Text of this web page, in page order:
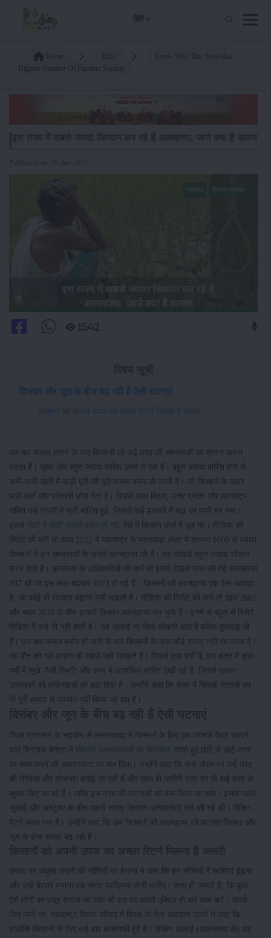
हिंदी
Published on: 22-Jan-2023
1542
दिसंबर और जून के बीच बढ़ रही हैं ऐसी घटनाएं
किसानों को अपनी उपज का अच्छा रिटर्न मिलना है जरूरी
एक बार फसल लगाने के बाद किसानों को कई तरह की समस्याओं का सामना करना
पड़ता है। सूखा और बहुत ज्यादा बारिश उनमें से एक हैं। बहुत ज्यादा बारिश होने से
कभी-कभी खेतों में खड़ी पूरी की पूरी फसल बर्बाद हो जाती है। जो किसानों के ऊपर
भारी कर्ज और परेशानी छोड़ देता है। पिछले साल बिहार, उत्तर प्रदेश और महाराष्ट्र
सहित कई राज्यों में भारी बारिश हुई, जिससे कई इलाकों में बाढ़ का पानी भर गया।
इससे खेतों में खड़ी फसलें बर्बाद हो गईं
, ऐसे में किसान कर्ज में डूब गए। मीडिया की
रिपोर्ट की मानें तो साल 2022 में महाराष्ट्र के मराठवाड़ा क्षेत्र में लगभग 1000 से ज्यादा
किसानों ने इन समस्याओं के चलते आत्महत्या की है। यह आंकड़े बहुत ज्यादा परेशान
करने वाले हैं। कार्यालय के अधिकारियों की मानें तो इससे पिछले साल की गई आत्महत्या
887 थी जो इस साल बढ़कर 1023 हो गई हैं। किसानों की आत्महत्या एक ऐसा आंकड़ा
है, जो कोई भी सरकार बढ़ाना नहीं चाहती है। मीडिया की रिपोर्ट की मानें तो साल 2001
और साल 2010 के बीच हजारों किसान आत्महत्या कर चुके हैं। इनमें से बहुत से रिपोर्ट
मीडिया में दर्ज भी नहीं होती है। यह आंकड़े ना सिर्फ चौकाने वाले हैं बल्कि दुखदाई भी
हैं। एक बार फसल बर्बाद हो जाने के बाद किसानों के पास कोई रास्ता नहीं रह जाता है।
वह मौत को गले लगाना ही सबसे सही समझते हैं। पिछले कुछ वर्षों में, इस क्षेत्र में कुछ
वर्षों में सूखे जैसी स्थिति और अन्य में अत्यधिक बारिश देखी गई है, जिसने फसल
उत्पादकों की कठिनाइयों को बढ़ा दिया है। उन्होंने कहा कि क्षेत्र में सिंचाई नेटवर्क का
भी पूरी क्षमता से उपयोग नहीं किया जा रहा है।
जिला प्रशासन के सहयोग से उस्मानाबाद में किसानों के लिए एक परामर्श केंद्र चलाने
वाले विनायक हेगाना ने
किसान आत्महत्याओं का विश्लेषण
करते हुए छोटे से छोटे स्तर
पर काम करने की आवश्यकता पर बल दिया। उन्होंने कहा कि ऊंचे लेवल पर कई तरह
की नीतियां और योजनाएं बनाई जा रही हैं और साथ ही जमीनी स्तर पर भी कई तरह के
सुधार किए जा रहे हैं। ताकि इस तरह की घटनाओं को कम किया जा सके। इससे पहले
जुलाई और अक्टूबर के बीच सबसे ज्यादा किसान आत्महत्याएं दर्ज की गई थी। लेकिन
पैटर्न बदल गया है। उन्होंने कहा कि अब किसानों की आत्महत्या की घटनाएं दिसंबर और
जून के बीच संख्या बढ़ रही हैं।
संख्या पर अंकुश लगाने की नीतियों पर हेगाना ने कहा कि इन नीतियों में खामियां ढूंढना
और उन्हें बेहतर बनाना एक सतत प्रक्रिया होनी चाहिए। साथ ही जरूरी है, कि कुछ
ऐसे लोगों का समूह बनाया जा सके जो इस पर काफी एक्टिव हो कर काम करें। संपर्क
किए जाने पर, महाराष्ट्र विधान परिषद में विपक्ष के नेता अंबादास दानवे ने कहा कि
हालांकि किसानों के लिए कई बार कर्जमाफी हुई है। लेकिन आंकड़े (आत्महत्या के) बढ़